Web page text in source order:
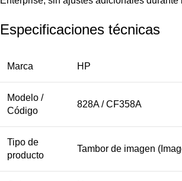
Especificaciones técnicas
Marca HP
Modelo /
Código
828A / CF358A
Tipo de
producto
Tambor de imagen